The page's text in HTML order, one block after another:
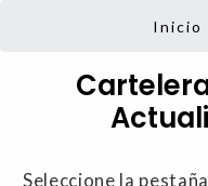
Inicio
Seleccione la